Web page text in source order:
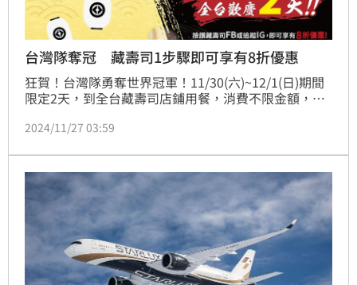
台灣隊奪冠 藏壽司1步驟即可享有8折優惠
狂賀！台灣隊勇奪世界冠軍！11/30(六)~12/1(日)期間
限定2天，到全台藏壽司店鋪用餐，消費不限金額，按
享有限定8折優惠。快@標記好友，到藏壽司一起為中
來，只有2天，手腳要快。
2024/11/27 03:59